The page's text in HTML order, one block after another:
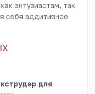
энтузиастам, так
себя аддитивное
для